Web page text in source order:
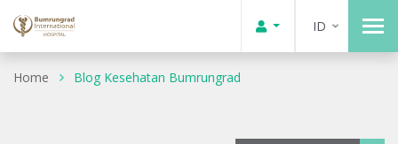
ID
Home Blog Kesehatan Bumrungrad